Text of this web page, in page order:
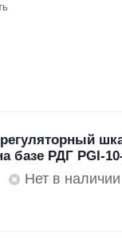
базе РДГ PGI-
Нет в наличии